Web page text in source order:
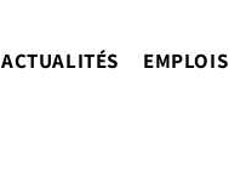
ACTUALITÉS EMPLOIS